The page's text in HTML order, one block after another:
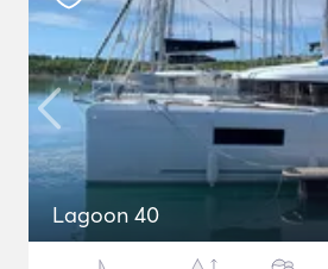
Lagoon 40